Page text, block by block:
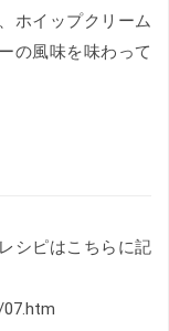
ホイップクリーム
の風味を味わって
シピはこちらに記